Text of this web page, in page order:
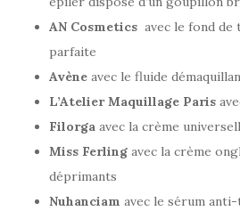
AN Cosmetics avec le fond de
parfaite
Avène avec le fluide
L’Atelier Maquillage Paris
Filorga avec la crème
Miss Ferling avec la crème
déprimants
Nuhanciam avec le sérum